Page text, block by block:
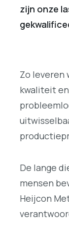
zijn onze
Zo leveren
kwaliteit
De lange
mensen
Heijcon